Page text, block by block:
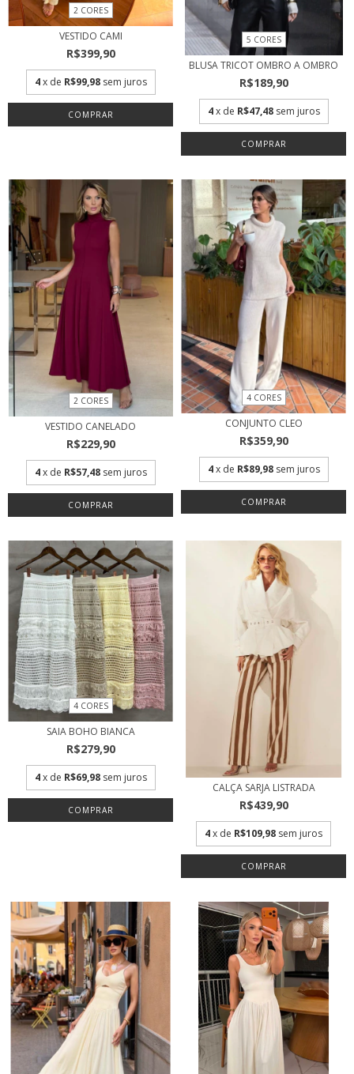
2 CORES
VESTIDO CAMI
R$399,90
4 x de R$99,98 sem juros
COMPRAR
5 CORES
BLUSA TRICOT OMBRO A OMBRO
R$189,90
4 x de R$47,48 sem juros
COMPRAR
2 CORES
VESTIDO CANELADO
R$229,90
4 x de R$57,48 sem juros
COMPRAR
4 CORES
CONJUNTO CLEO
R$359,90
4 x de R$89,98 sem juros
COMPRAR
4 CORES
SAIA BOHO BIANCA
R$279,90
4 x de R$69,98 sem juros
COMPRAR
CALÇA SARJA LISTRADA
R$439,90
4x de R$109,98 sem juros
COMPRAR